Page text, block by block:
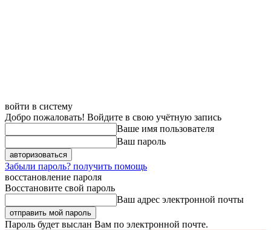
войти в систему
Добро пожаловать! Войдите в свою учётную запись
Ваше имя пользователя
Ваш пароль
Забыли пароль? получить помощь
восстановление пароля
Восстановите свой пароль
Ваш адрес электронной почты
Пароль будет выслан Вам по электронной почте.